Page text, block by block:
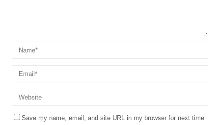
Save my name, email, and site URL in my browser for next time